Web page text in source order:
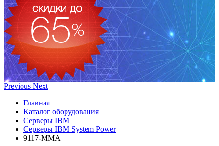
Previous Next
Главная
Каталог оборудования
Серверы IBM
Серверы IBM System Power
9117-MMA